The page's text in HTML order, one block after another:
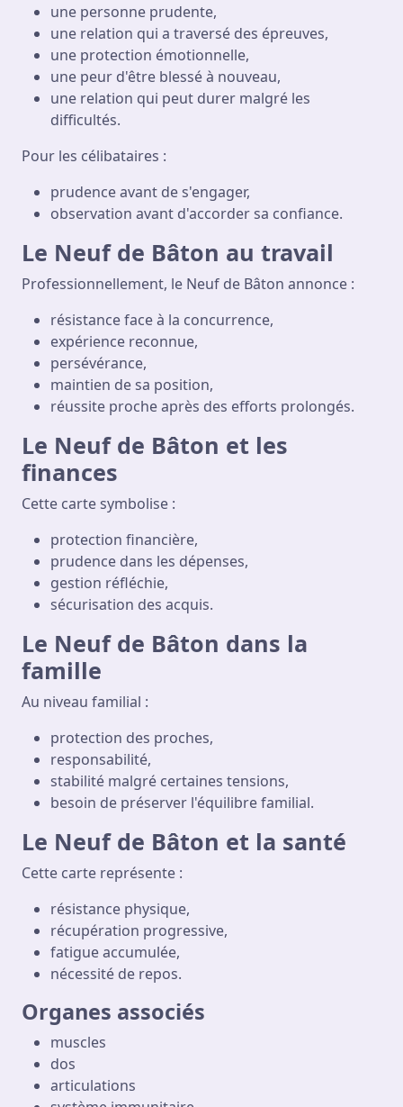
une personne prudente,
une relation qui a traversé des épreuves,
une protection émotionnelle,
une peur d'être blessé à nouveau,
une relation qui peut durer malgré les
difficultés.
Pour les célibataires :
prudence avant de s'engager,
observation avant d'accorder sa confiance.
Le Neuf de Bâton au travail
Professionnellement, le Neuf de Bâton annonce :
résistance face à la concurrence,
expérience reconnue,
persévérance,
maintien de sa position,
réussite proche après des efforts prolongés.
Le Neuf de Bâton et les
finances
Cette carte symbolise :
protection financière,
prudence dans les dépenses,
gestion réfléchie,
sécurisation des acquis.
Le Neuf de Bâton dans la
famille
Au niveau familial :
protection des proches,
responsabilité,
stabilité malgré certaines tensions,
besoin de préserver l'équilibre familial.
Le Neuf de Bâton et la santé
Cette carte représente :
résistance physique,
récupération progressive,
fatigue accumulée,
nécessité de repos.
Organes associés
muscles
dos
articulations